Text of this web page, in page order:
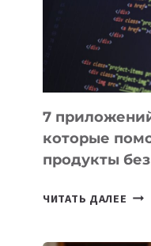
7
которые
продукты
ЧИТАТЬ ДАЛЕЕ 7